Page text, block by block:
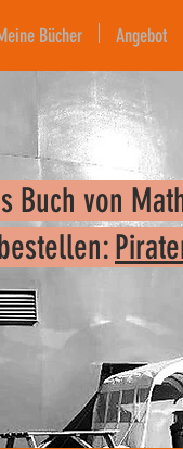
Buch von
Bücher Angebot